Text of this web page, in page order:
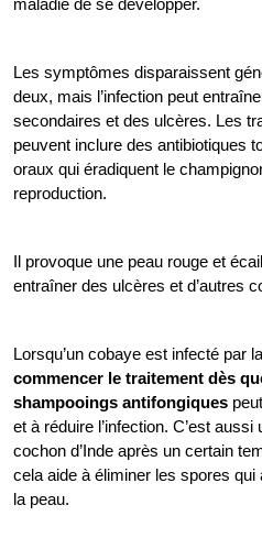
maladie de se développer.
Les symptômes disparaissent
deux, mais l’infection peut
secondaires et des ulcères. Les
peuvent inclure des antibiotiques
oraux qui éradiquent le
reproduction.
Il provoque une peau rouge et
entraîner des ulcères et d’autres
commencer le traitement dès
shampooings antifongiques
et à réduire l’infection. C’est
cochon d’Inde après un certain
cela aide à éliminer les spores
la peau.